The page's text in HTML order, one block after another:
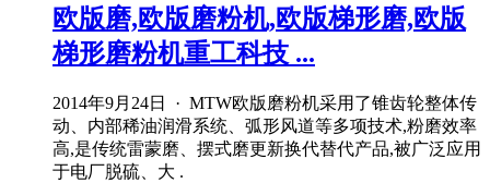
欧版磨,欧版磨粉机,欧版梯形磨,欧版
梯形磨粉机重工科技 ...
2014年9月24日 · MTW欧版磨粉机采用了锥齿轮整体传
动、内部稀油润滑系统、弧形风道等多项技术,粉磨效率
高,是传统雷蒙磨、摆式磨更新换代替代产品,被广泛应用
于电厂脱硫、大 .